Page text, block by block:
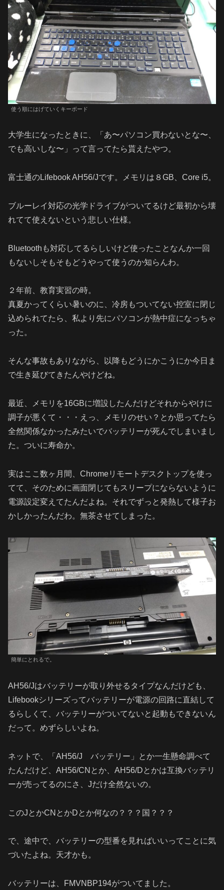
使う順にはげていくキーボード
大学生になったときに、「あ〜パソコン買わないとな〜、
でも高いしな〜」って言ってたら貰えたやつ。
富士通のLifebook AH56/Jです。メモリは８GB、Core i5。
ブルーレイ対応の光学ドライブがついてるけど最初から壊
れてて使えないという悲しい仕様。
Bluetoothも対応してるらしいけど使ったことなんか一回
もないしそもそもどうやって使うのか知らんわ。
２年前、教育実習の時。
真夏かってくらい暑いのに、冷房もついてない控室に閉じ
込められてたら、私より先にパソコンが熱中症になっちゃ
った。
そんな事故もありながら、以降もどうにかこうにか今日ま
で生き延びてきたんやけどね。
最近、メモリを16GBに増設したんだけどそれからやけに
調子が悪くて・・・えっ、メモリのせい？とか思ってたら
全然関係なかったみたいでバッテリーが死んでしまいまし
た。ついに寿命か。
実はここ数ヶ月間、Chromeリモートデスクトップを使っ
てて、そのために画面閉じてもスリープにならないように
電源設定変えてたんだよね。それでずっと発熱して様子お
かしかったんだわ。無茶させてしまった。
簡単にとれるで。
AH56/Jはバッテリーが取り外せるタイプなんだけども、
Lifebookシリーズってバッテリーが電源の回路に直結して
るらしくて、バッテリーがついてないと起動もできないん
だって。めずらしいよね。
ネットで、「AH56/J バッテリー」とか一生懸命調べて
たんだけど、AH56/CNとか、AH56/Dとかは互換バッテリ
ーが売ってるのにさ、Jだけ全然ないの。
このJとかCNとかDとか何なの？？？国？？？
で、途中で、バッテリーの型番を見ればいいってことに気
づいたよね。天才かも。
バッテリーは、FMVNBP194がついてました。